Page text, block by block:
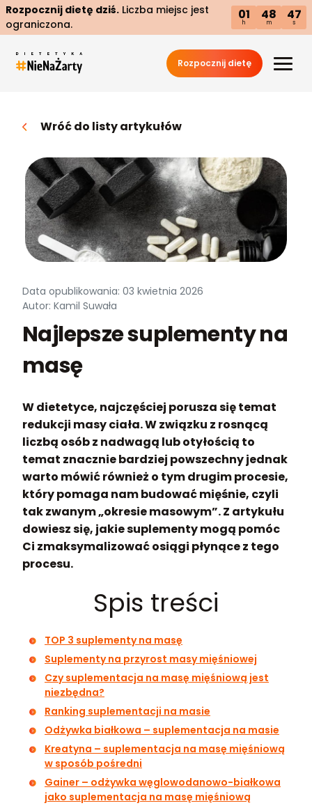
Rozpocznij dietę dziś. Liczba miejsc jest
ograniczona.
01
h
48
m
46
s
Rozpocznij dietę
Wróć do listy artykułów
Data opublikowania: 03 kwietnia 2026
Autor: Kamil Suwała
Najlepsze suplementy na
masę
W dietetyce, najczęściej porusza się temat
redukcji masy ciała. W związku z rosnącą
liczbą osób z nadwagą lub otyłością to
temat znacznie bardziej powszechny jednak
warto mówić również o tym drugim procesie,
który pomaga nam budować mięśnie, czyli
tak zwanym „okresie masowym”. Z artykułu
dowiesz się, jakie suplementy mogą pomóc
Ci zmaksymalizować osiągi płynące z tego
procesu.
Spis treści
TOP 3 suplementy na masę
Suplementy na przyrost masy mięśniowej
Czy suplementacja na masę mięśniową jest
niezbędna?
Ranking suplementacji na masie
Odżywka białkowa – suplementacja na masie
Kreatyna – suplementacja na masę mięśniową
w sposób pośredni
Gainer – odżywka węglowodanowo-białkowa
jako suplementacja na masę mięśniową